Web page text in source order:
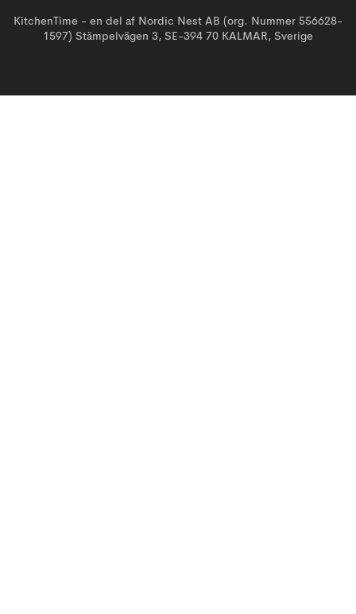
KitchenTime - en del af Nordic Nest AB (org. Nummer 556628-
1597) Stämpelvägen 3, SE-394 70 KALMAR, Sverige